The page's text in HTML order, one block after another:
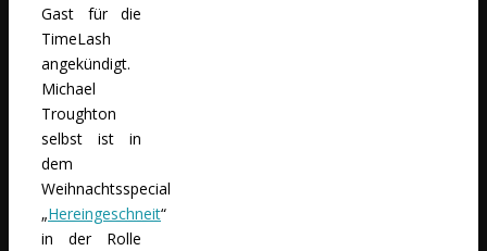
Gast für die
TimeLash
angekündigt.
Michael
Troughton
selbst ist in
dem
Weihnachtsspecial
„Hereingeschneit“
in der Rolle